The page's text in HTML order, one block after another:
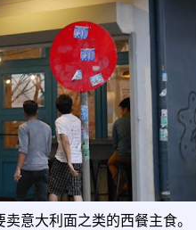
意大利面之类的西餐主食。